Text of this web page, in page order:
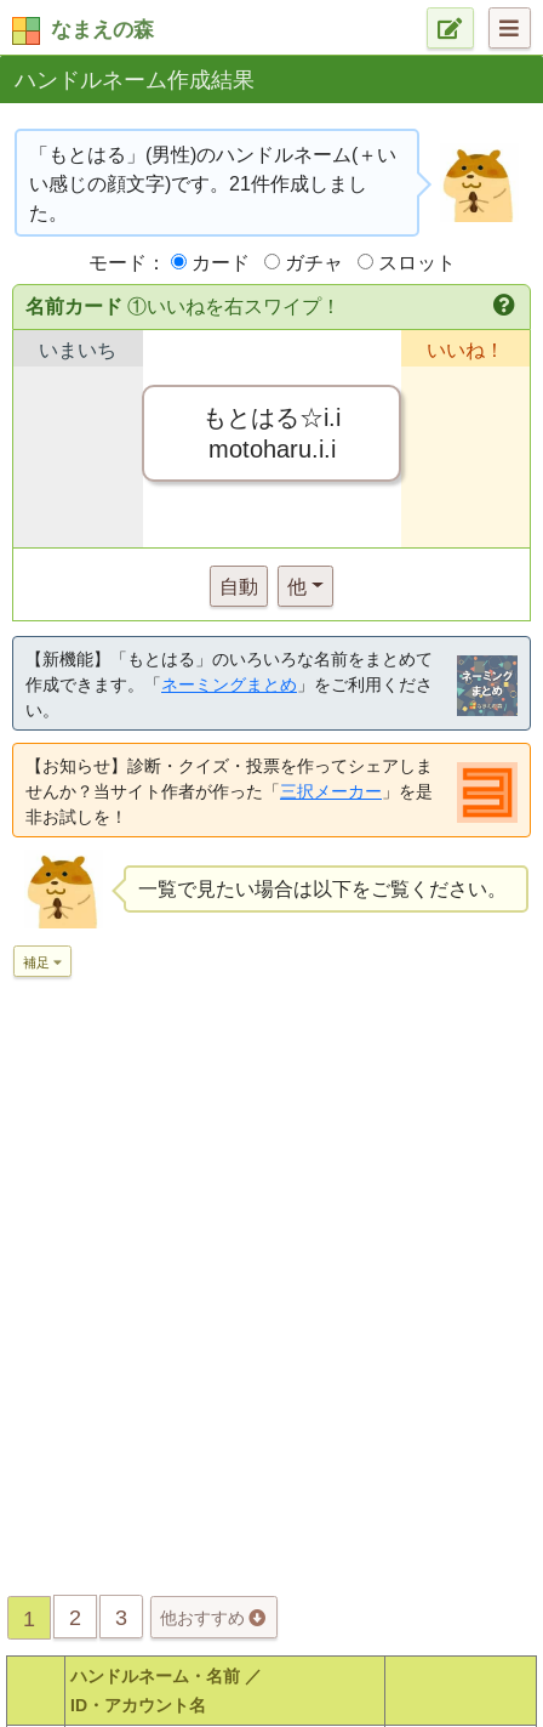
なまえの森
ハンドルネーム作成結果
「もとはる」(男性)のハンドルネーム(＋い
い感じの顔文字)です。21件作成しまし
た。
モード： カード ガチャ スロット
名前カード ①いいねを右スワイプ！
いまいち
もとはる☆i.i
motoharu.i.i
いいね！
自動 他
【新機能】「もとはる」のいろいろな名前をまとめて
作成できます。「ネーミングまとめ 」をご利用くださ
い。
【お知らせ】診断・クイズ・投票を作ってシェアしま
せんか？当サイト作者が作った「三択メーカー 」を是
非お試しを！
一覧で見たい場合は以下をご覧ください。
補足
1 2 3 他おすすめ
ハンドルネーム・名前 ／
ID・アカウント名